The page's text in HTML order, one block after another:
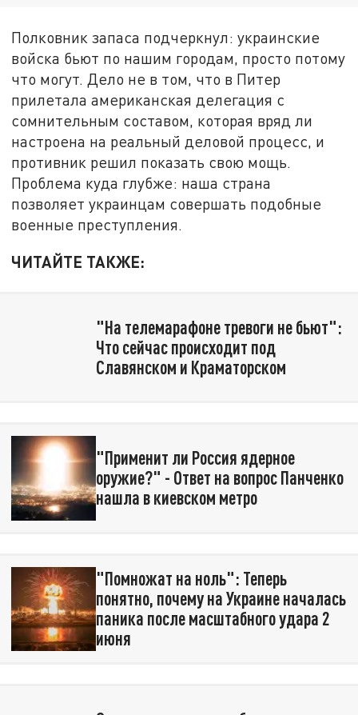
Полковник запаса подчеркнул: украинские
войска бьют по нашим городам, просто потому
что могут. Дело не в том, что в Питер
прилетала американская делегация с
сомнительным составом, которая вряд ли
настроена на реальный деловой процесс, и
противник решил показать свою мощь.
Проблема куда глубже: наша страна
позволяет украинцам совершать подобные
военные преступления.
ЧИТАЙТЕ ТАКЖЕ:
"На телемарафоне тревоги не бьют":
Что сейчас происходит под
Славянском и Краматорском
"Применит ли Россия ядерное
оружие?" - Ответ на вопрос Панченко
нашла в киевском метро
"Помножат на ноль": Теперь
понятно, почему на Украине началась
паника после масштабного удара 2
июня